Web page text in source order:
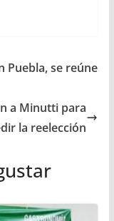
Puebla, se reúne
a Minutti para
la reelección